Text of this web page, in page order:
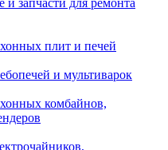
плит и печей
и мультиварок
комбайнов,